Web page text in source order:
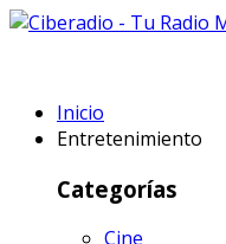
Inicio
Entretenimiento
Categorías
Cine